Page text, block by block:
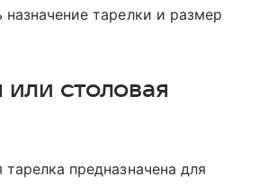
назначение тарелки и размер
столовая
предназначена для